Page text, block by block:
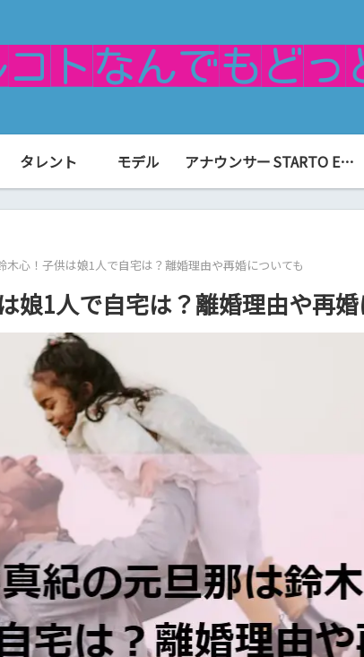
タレント モデル アナウンサー STARTO ENTERTAINMENT（旧ジャニーズ）
木心！子供は娘1人で自宅は？離婚理由や再婚についても
娘1人で自宅は？離婚理由や再